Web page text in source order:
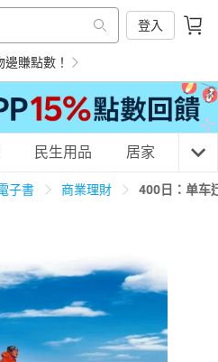
登入
賺點數！
運動休閒
民生用品 居家 3C
子書 商業理財 400日：单车